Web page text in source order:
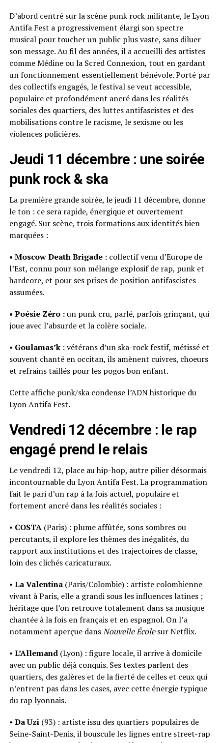
D’abord centré sur la scène punk rock militante, le Lyon
Antifa Fest a progressivement élargi son spectre
musical pour toucher un public plus vaste, sans diluer
son message. Au fil des années, il a accueilli des artistes
comme Médine ou la Scred Connexion, tout en gardant
un fonctionnement essentiellement bénévole. Porté par
des collectifs engagés, le festival se veut accessible,
populaire et profondément ancré dans les réalités
sociales des quartiers, des luttes antifascistes et des
mobilisations contre le racisme, le sexisme ou les
violences policières.
Jeudi 11 décembre : une soirée
punk rock & ska
La première grande soirée, le jeudi 11 décembre, donne
le ton : ce sera rapide, énergique et ouvertement
engagé. Sur scène, trois formations aux identités bien
marquées :
• Moscow Death Brigade :collectif venu d’Europe de
l’Est, connu pour son mélange explosif de rap, punk et
hardcore, et pour ses prises de position antifascistes
assumées.
• Poésie Zéro :un punk cru, parlé, parfois grinçant, qui
joue avec l’absurde et la colère sociale.
• Goulamas’k: vétérans d’un ska-rock festif, métissé et
souvent chanté en occitan, ils amènent cuivres, choeurs
et refrains taillés pour les pogos bon enfant.
Cette affiche punk/ska condense l’ADN historique du
Lyon Antifa Fest.
Vendredi 12 décembre : le rap
engagé prend le relais
Le vendredi 12, place au hip-hop, autre pilier désormais
incontournable du Lyon Antifa Fest. La programmation
fait le pari d’un rap à la fois actuel, populaire et
fortement ancré dans les réalités sociales :
• COSTA(Paris) : plume affûtée, sons sombres ou
percutants, il explore les thèmes des inégalités, du
rapport aux institutions et des trajectoires de classe,
loin des clichés caricaturaux.
• La Valentina(Paris/Colombie) : artiste colombienne
vivant à Paris, elle a grandi sous les influences latines ;
héritage que l’on retrouve totalement dans sa musique
chantée à la fois en français et en espagnol. On l’a
notamment aperçue dansNouvelle Écolesur Netflix.
• L’Allemand(Lyon) : figure locale, il arrive à domicile
avec un public déjà conquis. Ses textes parlent des
quartiers, des galères et de la fierté de celles et ceux qui
n’entrent pas dans les cases, avec cette énergie typique
du rap lyonnais.
• Da Uzi(93) : artiste issu des quartiers populaires de
Seine-Saint-Denis, il bouscule les lignes entre street-rap